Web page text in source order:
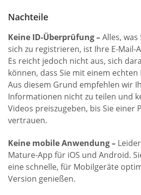
Nachteile
Keine ID-Überprüfung –Alles,
sich zu registrieren, ist Ihre E-Mail-
Es reicht jedoch nicht aus, sich
können, dass Sie mit einem
Aus diesem Grund empfehlen wir
Informationen nicht zu teilen und
Videos preiszugeben, bis Sie einer
vertrauen.
Keine mobile Anwendung –
Mature-App für iOS und Android.
eine schnelle, für Mobilgeräte
Version genießen.